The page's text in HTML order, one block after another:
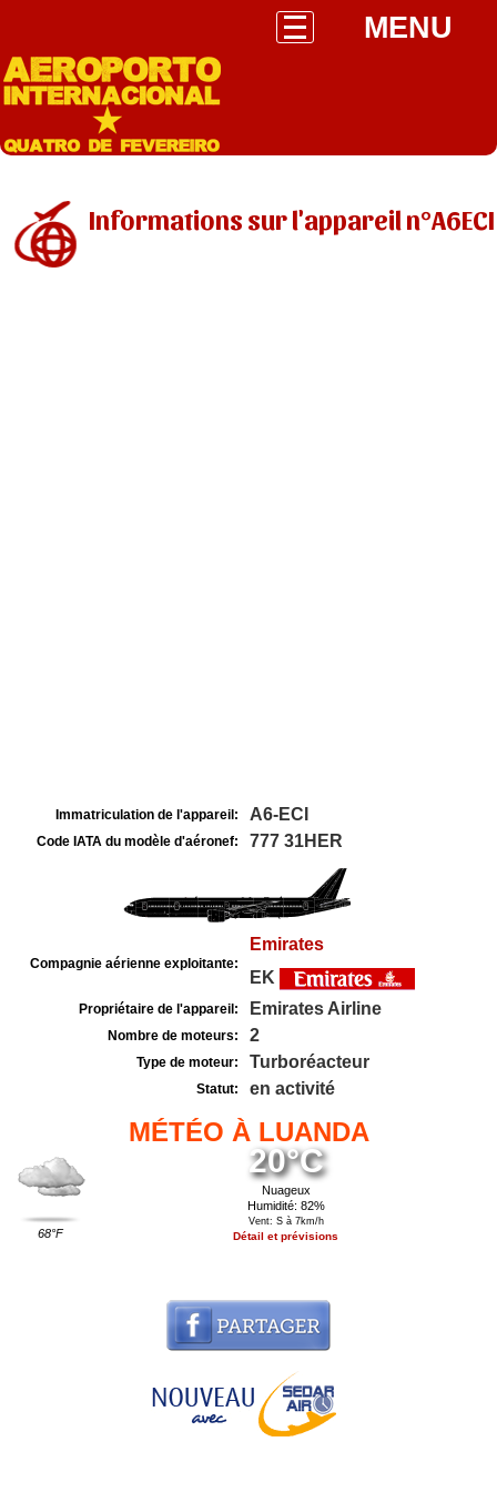
MENU
Informations sur l'appareil n°A6ECI
Immatriculation de l'appareil: A6-ECI
Code IATA du modèle d'aéronef: 777 31HER
Compagnie aérienne exploitante:
Emirates
EK
Propriétaire de l'appareil: Emirates Airline
Nombre de moteurs: 2
Type de moteur: Turboréacteur
Statut: en activité
MÉTÉO À LUANDA
68°F
20°C
Nuageux
Humidité: 82%
Vent: S à 7km/h
Détail et prévisions